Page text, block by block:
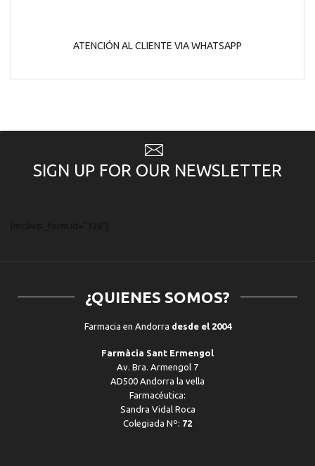
ATENCIÓN AL CLIENTE VIA WHATSAPP
SIGN UP FOR OUR NEWSLETTER
¿QUIENES SOMOS?
Farmacia en Andorra desde el 2004
Farmàcia Sant Ermengol
Av. Bra. Armengol 7
AD500 Andorra la vella
Farmacéutica:
Sandra Vidal Roca
Colegiada Nº: 72